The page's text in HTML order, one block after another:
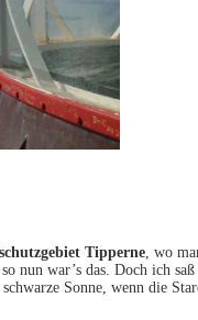
Tipperne, wo
nun war’s das. Doch ich
Sonne, wenn die